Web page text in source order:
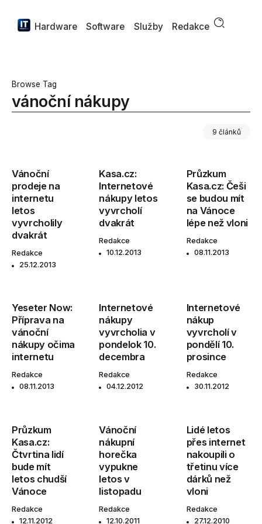
Hardware Software Služby Redakce
Browse Tag
vánoční nákupy
9 článků
Vánoční
prodeje na
internetu
letos
vyvrcholily
dvakrát
Redakce
25.12.2013
Kasa.cz:
Internetové
nákupy letos
vyvrcholí
dvakrát
Redakce
10.12.2013
Průzkum
Kasa.cz: Češi
se budou mít
na Vánoce
lépe než vloni
Redakce
08.11.2013
Yeseter Now:
Příprava na
vánoční
nákupy očima
internetu
Redakce
08.11.2013
Internetové
nákupy
vyvrcholia v
pondelok 10.
decembra
Redakce
04.12.2012
Internetové
nákup
vyvrcholí v
pondělí 10.
prosince
Redakce
30.11.2012
Průzkum
Kasa.cz:
Čtvrtina lidí
bude mít
letos chudší
Vánoce
Redakce
12.11.2012
Vánoční
nákupní
horečka
vypukne
letos v
listopadu
Redakce
12.10.2011
Lidé letos
přes internet
nakoupili o
třetinu více
dárků než
vloni
Redakce
27.12.2010